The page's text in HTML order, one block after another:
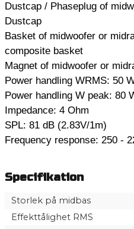
Dustcap / Phaseplug of
Dustcap
Basket of midwoofer or
composite basket
Magnet of midwoofer or
Power handling WRMS: 50
Power handling W peak: 80
Impedance: 4 Ohm
SPL: 81 dB (2.83V/1m)
Frequency response: 250 -
Specifikation
Storlek på midbas
Effekttålighet RMS